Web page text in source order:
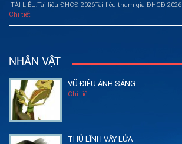
TÀI LIỆU:Tài liệu ĐHCĐ 2026Tài liệu tham gia ĐHCĐ 2026
Chi tiết
NHÂN VẬT
VŨ ĐIỆU ÁNH SÁNG
Chi tiết
THỦ LĨNH VÂY LỬA